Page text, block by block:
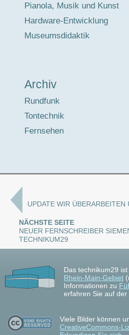
Pianola, Musik und Kunst
Hardware-Entwicklung
Museumsdidaktik
Archiv
Rundfunk
Tontechnik
Fernsehen
UPDATE WIR ÜBERARBEITEN
NÄCHSTE SEITE
NEUER FERNSCHREIBER
TECHNIKUM29
Das technikum29 ist
Rhein-Main-Gebiet
Informationen zu
erfahren Sie auf der
Viele Bilder können
CreativeCommons-